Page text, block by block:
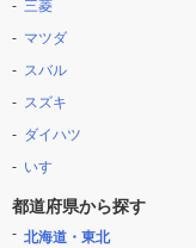
三菱
マツダ
スバル
スズキ
ダイハツ
いすゞ
都道府県から探す
北海道・東北